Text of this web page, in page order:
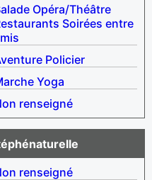
Opéra/Théâtre
Soirées entre
Policier
Yoga
renseigné
renseigné